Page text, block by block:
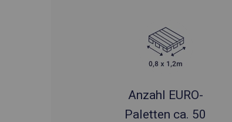
Anzahl EURO-
Paletten ca. 50